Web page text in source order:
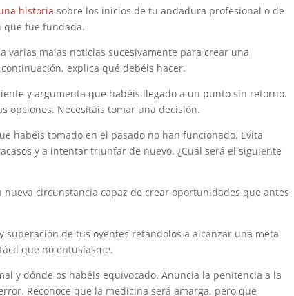
historiasobre los inicios de tu andadura profesional o de
que fue fundada.
varias malas noticias sucesivamente para crear una
explica qué debéis hacer.
y argumenta que habéis llegado a un punto sin retorno.
opciones. Necesitáis tomar una decisión.
habéis tomado en el pasado no han funcionado. Evita
y a intentar triunfar de nuevo. ¿Cuál será el siguiente
nueva circunstancia capaz de crear oportunidades que antes
de tus oyentes retándolos a alcanzar una meta
que no entusiasme.
y dónde os habéis equivocado. Anuncia la penitencia a la
Reconoce que la medicina será amarga, pero que